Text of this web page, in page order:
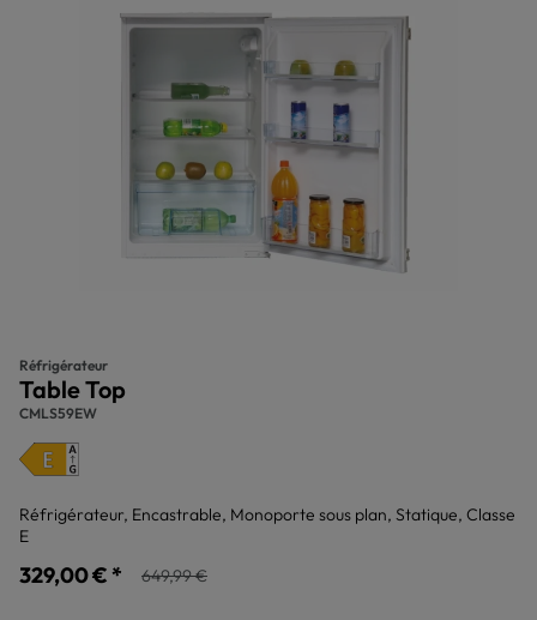
Réfrigérateur
Table Top
CMLS59EW
Réfrigérateur, Encastrable, Monoporte sous plan, Statique, Classe
E
329,00 € * 649,99 €